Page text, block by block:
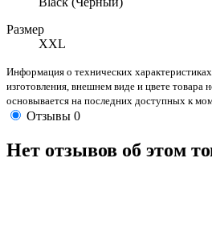
Размер
XXL
Информация о технических
изготовления, внешнем виде и цвете товара
основывается на последних доступных к
Отзывы 0
Нет отзывов об этом